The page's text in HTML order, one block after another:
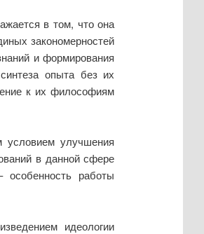
в том, что она
закономерностей
и формирования
опыта без их
к их философиям
условием улучшения
в данной сфере
особенность работы
идеологии